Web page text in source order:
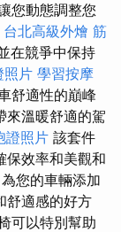
您動態調整您
台北高級外燴 筋
在競爭中保持
照片 學習按摩
舒適性的巔峰
來溫暖舒適的駕
證照片 該套件
保效率和美觀和
您的車輛添加
舒適感的好方
可以特別幫助